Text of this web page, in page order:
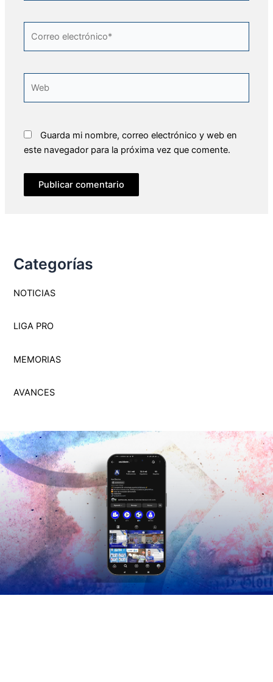
Guarda mi nombre, correo electrónico y web en
este navegador para la próxima vez que comente.
Categorías
NOTICIAS
LIGA PRO
MEMORIAS
AVANCES